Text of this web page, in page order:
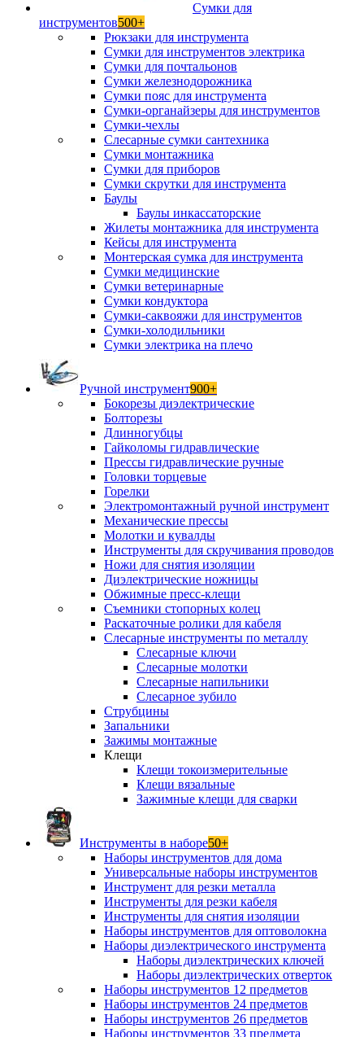
Сумки для
инструментов500+
Рюкзаки для инструмента
Сумки для инструментов электрика
Сумки для почтальонов
Сумки железнодорожника
Сумки пояс для инструмента
Сумки-органайзеры для инструментов
Сумки-чехлы
Слесарные сумки сантехника
Сумки монтажника
Сумки для приборов
Сумки скрутки для инструмента
Баулы
Баулы инкассаторские
Жилеты монтажника для инструмента
Кейсы для инструмента
Монтерская сумка для инструмента
Сумки медицинские
Сумки ветеринарные
Сумки кондуктора
Сумки-саквояжи для инструментов
Сумки-холодильники
Сумки электрика на плечо
Ручной инструмент900+
Бокорезы диэлектрические
Болторезы
Длинногубцы
Гайколомы гидравлические
Прессы гидравлические ручные
Головки торцевые
Горелки
Электромонтажный ручной инструмент
Механические прессы
Молотки и кувалды
Инструменты для скручивания проводов
Ножи для снятия изоляции
Диэлектрические ножницы
Обжимные пресс-клещи
Съемники стопорных колец
Раскаточные ролики для кабеля
Слесарные инструменты по металлу
Слесарные ключи
Слесарные молотки
Слесарные напильники
Слесарное зубило
Струбцины
Запальники
Зажимы монтажные
Клещи
Клещи токоизмерительные
Клещи вязальные
Зажимные клещи для сварки
Инструменты в наборе50+
Наборы инструментов для дома
Универсальные наборы инструментов
Инструмент для резки металла
Инструменты для резки кабеля
Инструменты для снятия изоляции
Наборы инструментов для оптоволокна
Наборы диэлектрического инструмента
Наборы диэлектрических ключей
Наборы диэлектрических отверток
Наборы инструментов 12 предметов
Наборы инструментов 24 предметов
Наборы инструментов 26 предметов
Наборы инструментов 33 предмета